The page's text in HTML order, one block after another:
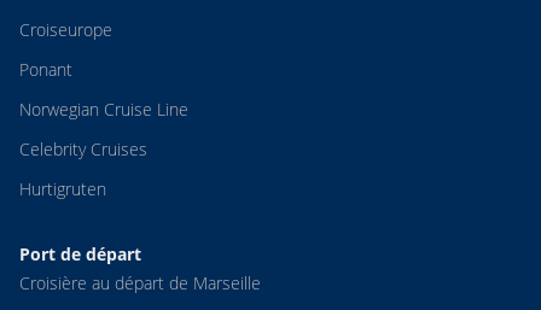
Croiseurope
Ponant
Norwegian Cruise Line
Celebrity Cruises
Hurtigruten
Port de départ
Croisière au départ de Marseille